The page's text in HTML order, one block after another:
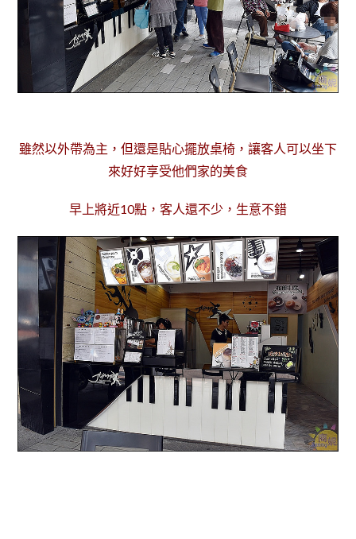
雖然以外帶為主，但還是貼心擺放桌椅，讓客人可以坐下
來好好享受他們家的美食
早上將近10點，客人還不少，生意不錯